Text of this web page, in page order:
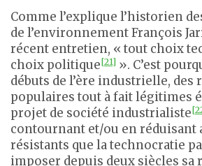
Comme l’explique l’historien
de l’environnement François
récent entretien, « tout choix
choix politique[21] ». C’est
débuts de l’ère industrielle, des
populaires tout à fait légitimes
projet de société industrialiste
contournant et/ou en réduisant
résistants que la technocratie
imposer depuis deux siècles